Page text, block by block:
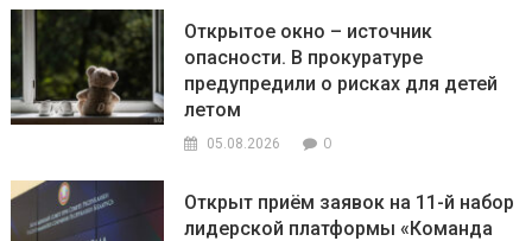
Открытое окно – источник
опасности. В прокуратуре
предупредили о рисках для детей
летом
05.08.2026 0
Открыт приём заявок на 11-й набор
лидерской платформы «Команда